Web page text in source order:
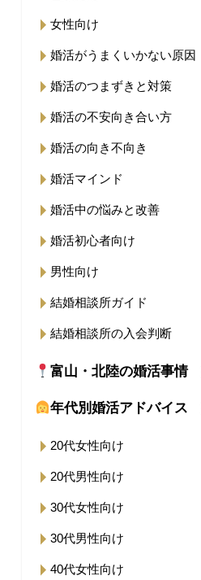
女性向け
婚活がうまくいかない原因
婚活のつまずきと対策
婚活の不安向き合い方
婚活の向き不向き
婚活マインド
婚活中の悩みと改善
婚活初心者向け
男性向け
結婚相談所ガイド
結婚相談所の入会判断
富山・北陸の婚活事情
年代別婚活アドバイス
20代女性向け
20代男性向け
30代女性向け
30代男性向け
40代女性向け